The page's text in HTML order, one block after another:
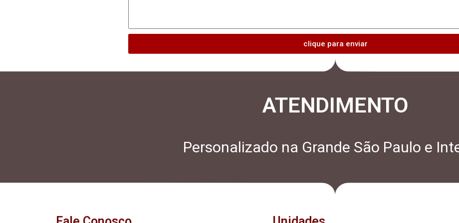
clique para enviar
ATENDIMENTO
Personalizado na Grande São Paulo e